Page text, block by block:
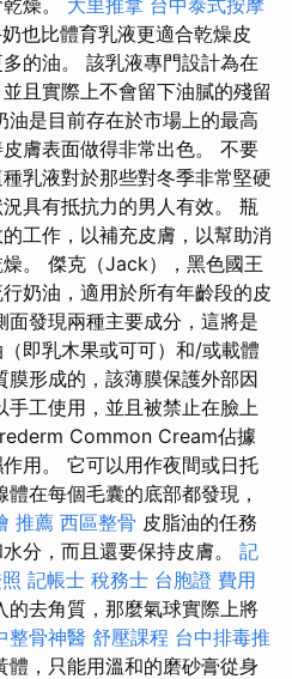
燥。 大里推拿 台中泰式按摩
也比體育乳液更適合乾燥皮
的油。 該乳液專門設計為在
且實際上不會留下油膩的殘留
是目前存在於市場上的最高
膚表面做得非常出色。 不要
乳液對於那些對冬季非常堅硬
具有抵抗力的男人有效。 瓶
工作，以補充皮膚，以幫助消
。 傑克（Jack），黑色國王
奶油，適用於所有年齡段的皮
面發現兩種主要成分，這將是
即乳木果或可可）和/或載體
形成的，該薄膜保護外部因
工使用，並且被禁止在臉上
Common Cream佔據
用。 它可以用作夜間或日托
體在每個毛囊的底部都發現，
推薦 西區整骨 皮脂油的任務
分，而且還要保持皮膚。 記
記帳士 稅務士 台胞證 費用
的去角質，那麼氣球實際上將
整骨神醫 舒壓課程 台中排毒推
體，只能用溫和的磨砂膏從身